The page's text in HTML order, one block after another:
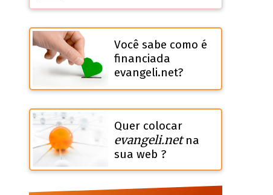
Você sabe como é
financiada
evangeli.net?
Quer colocar
evangeli.netna
sua web ?